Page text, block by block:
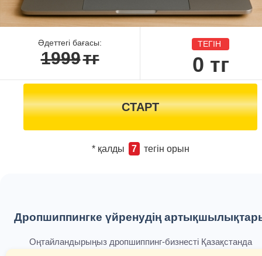
Әдеттегі бағасы:
1999тг
ТЕГІН
0 тг
СТАРТ
* қалды 7 тегін орын
Дропшиппингке үйренудің
Оңтайландырыңыз дропшиппинг-бизнесті Қазақстанда